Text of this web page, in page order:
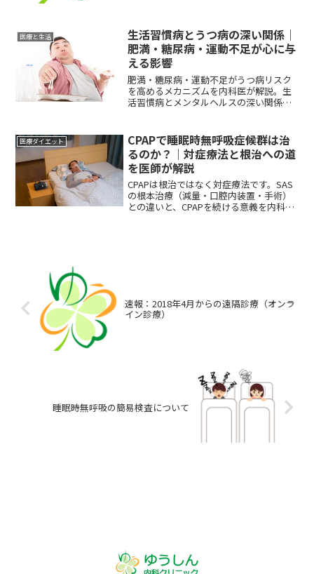
医療と生活
生活習慣病とうつ病の深い関係｜
肥満・糖尿病・運動不足が心に与
える影響
肥満・糖尿病・運動不足がうつ病リスク
を高めるメカニズムを内科医が解説。生
活習慣病とメンタルヘルスの深い関係が
医療ダイエット
CPAPで睡眠時無呼吸症候群は治
るのか？｜対症療法と根治への道
を医師が解説
CPAPは根治ではなく対症療法です。SAS
の根本治療（減量・口腔内装置・手術）
との違いと、CPAPを続ける意義を内科医
速報：2018年4月からの遠隔診療（オンラ
イン診療）
睡眠時無呼吸の簡易検査について